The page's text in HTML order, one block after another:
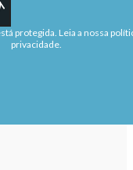
protegida. Leia a nossa
privacidade.